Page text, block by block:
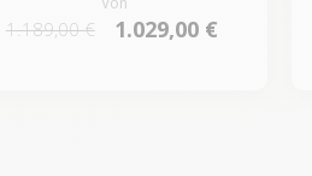
1.189,00 € 1.029,00 €